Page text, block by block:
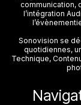
communication,
l’intégration
Sonovision se
quotidiennes,
Technique,